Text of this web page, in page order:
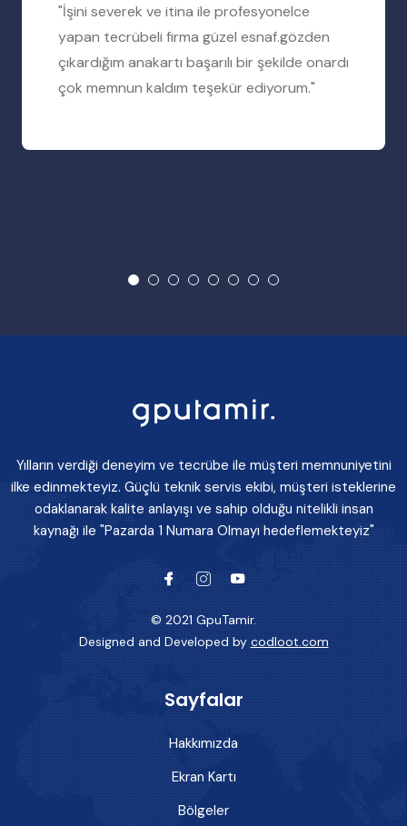
"İşini severek ve itina ile profesyonelce
yapan tecrübeli firma güzel esnaf.gözden
çıkardığım anakartı başarılı bir şekilde onardı
çok memnun kaldım teşekür ediyorum."
Yılların verdiği deneyim ve tecrübe ile müşteri memnuniyetini
ilke edinmekteyiz. Güçlü teknik servis ekibi, müşteri isteklerine
odaklanarak kalite anlayışı ve sahip olduğu nitelikli insan
kaynağı ile "Pazarda 1 Numara Olmayı hedeflemekteyiz"
© 2021 GpuTamir.
Designed and Developed by codloot.com
Sayfalar
Hakkımızda
Ekran Kartı
Bölgeler